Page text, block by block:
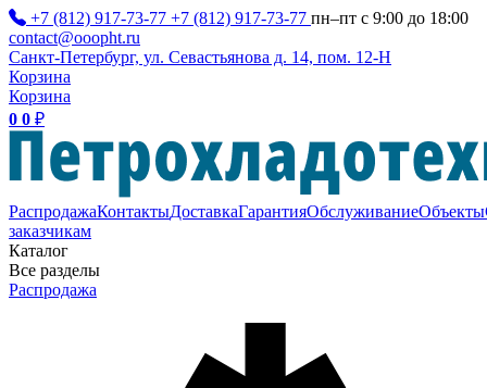
+7 (812) 917-73-77 +7 (812) 917-73-77 пн–пт с 9:00 до 18:00
contact@ooopht.ru
Санкт-Петербург, ул. Севастьянова д. 14, пом. 12-Н
Корзина
Корзина
0 0 ₽
РаспродажаКонтактыДоставкаГарантияОбслуживаниеОбъекты
заказчикам
Каталог
Все разделы
Распродажа